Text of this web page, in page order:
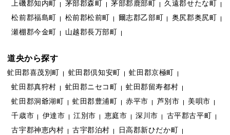
上磯郡知内町
茅部郡森町 茅部郡鹿部町
久遠郡せたな町
松前郡福島町
松前郡松前町 爾志郡乙部町
奥尻郡奥尻町
瀬棚郡今金町
山越郡長万部町
道央から探す
虻田郡喜茂別町 虻田郡倶知安町
虻田郡京極町
虻田郡真狩村
虻田郡ニセコ町
虻田郡留寿都村
虻田郡洞爺湖町
虻田郡豊浦町 赤平市 芦別市
美唄市
千歳市
伊達市 江別市 恵庭市 深川市
古平郡古平町
古宇郡神恵内村
古宇郡泊村
日高郡新ひだか町